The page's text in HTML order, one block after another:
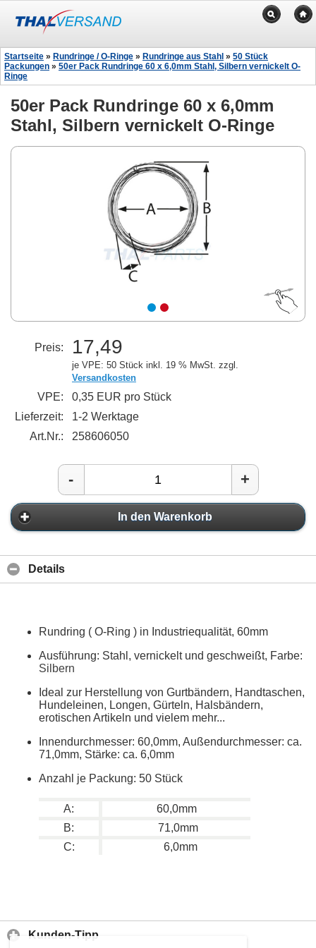
Startseite » Rundringe / O-Ringe » Rundringe aus Stahl » 50 Stück
Packungen » 50er Pack Rundringe 60 x 6,0mm Stahl, Silbern vernickelt O-
Ringe
50er Pack Rundringe 60 x 6,0mm
Stahl, Silbern vernickelt O-Ringe
Preis: 17,49
je VPE: 50 Stück inkl. 19 % MwSt. zzgl.
Versandkosten
VPE:
0,35 EUR pro Stück
Lieferzeit:
1-2 Werktage
Art.Nr.:
258606050
- +
In den Warenkorb
Details
Rundring ( O-Ring ) in Industriequalität, 60mm
Ausführung: Stahl, vernickelt und geschweißt, Farbe:
Silbern
Ideal zur Herstellung von Gurtbändern, Handtaschen,
Hundeleinen, Longen, Gürteln, Halsbändern,
erotischen Artikeln und vielem mehr...
Innendurchmesser: 60,0mm, Außendurchmesser: ca.
71,0mm, Stärke: ca. 6,0mm
Anzahl je Packung: 50 Stück
A:
60,0mm
B:
71,0mm
C:
6,0mm
Kunden-Tipp